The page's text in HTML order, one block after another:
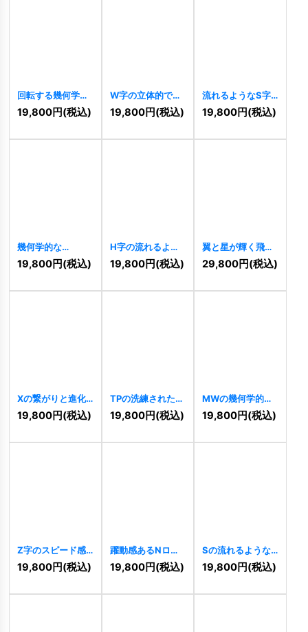
回転する幾何学的
エネルギーの渦ロ
ゴ [ 11214
19,800円(税込)
W字の立体的で先
進的な連結ロゴ
11219
19,800円(税込)
流れるようなS字
の爽快ウェーブロ
ゴ [ 11212
19,800円(税込)
幾何学的な
「GG」の連結・
先進的ロゴ
19,800円(税込)
H字の流れるよう
なコネクトロゴ
11204 ]
19,800円(税込)
翼と星が輝く飛躍
の円形ロゴ
11194
29,800円(税込)
Xの繋がりと進化
ロゴ[11191]
19,800円(税込)
TPの洗練された先
進的連結ロゴ
11190 ]
19,800円(税込)
MWの幾何学的・
先進的連結ロゴ
11182 ]
19,800円(税込)
Z字のスピード感
あふれるストライ
プロゴ [ 11170]
19,800円(税込)
躍動感あるNロゴ
[11168]
19,800円(税込)
Sの流れるような
スピード感ロゴ
11160 ]
19,800円(税込)